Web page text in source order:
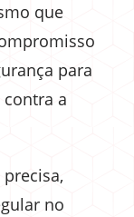
que
para
a
no